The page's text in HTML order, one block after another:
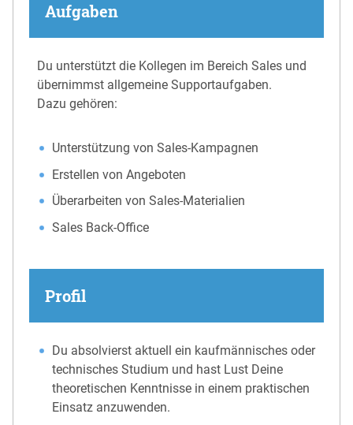
Aufgaben
Du unterstützt die Kollegen im Bereich Sales und
übernimmst allgemeine Supportaufgaben.
Dazu gehören:
Unterstützung von Sales-Kampagnen
Erstellen von Angeboten
Überarbeiten von Sales-Materialien
Sales Back-Office
Profil
Du absolvierst aktuell ein kaufmännisches oder
technisches Studium und hast Lust Deine
theoretischen Kenntnisse in einem praktischen
Einsatz anzuwenden.